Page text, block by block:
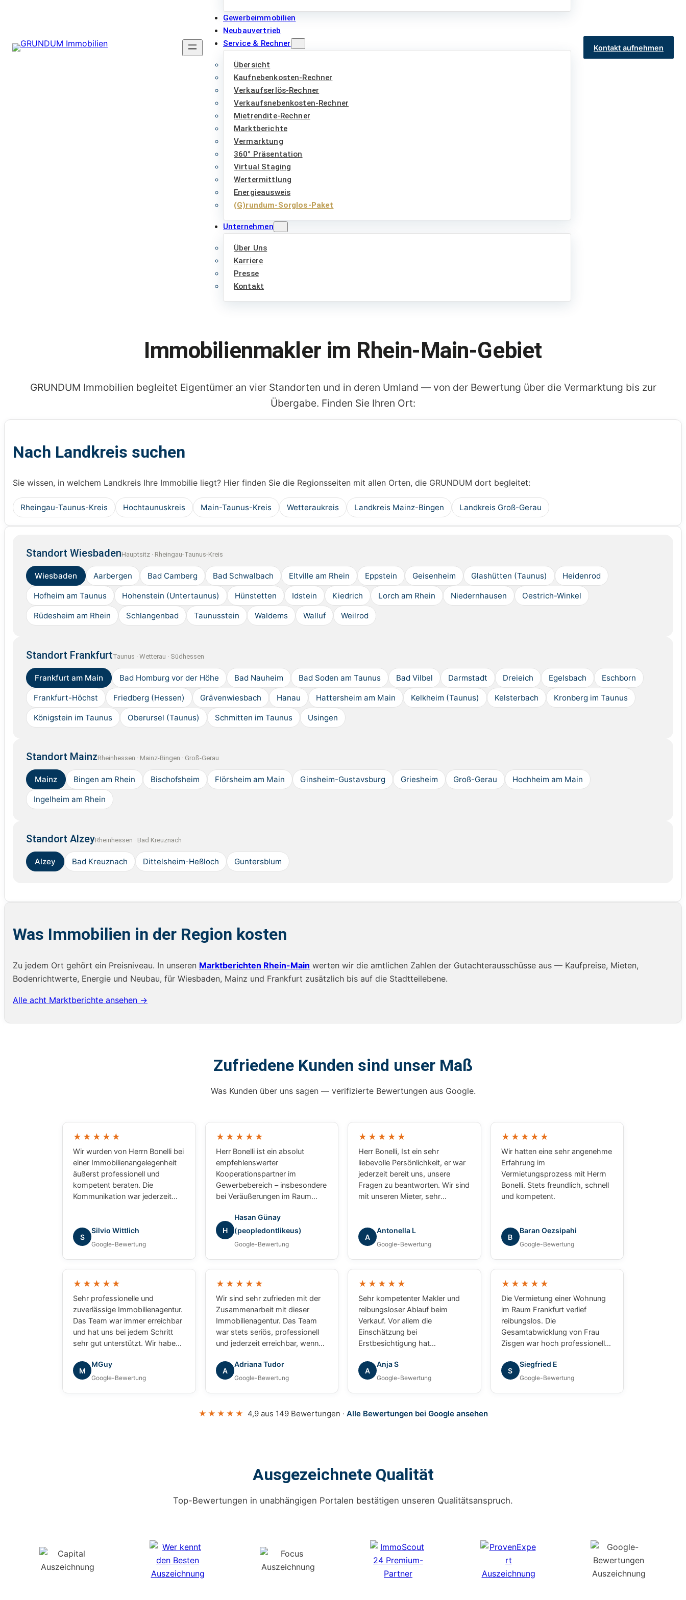
Gewerbeimmobilien
Neubauvertrieb
Service & Rechner
Übersicht
Kaufnebenkosten-Rechner
Verkaufserlös-Rechner
Verkaufsnebenkosten-Rechner
Mietrendite-Rechner
Marktberichte
Vermarktung
360° Präsentation
Virtual Staging
Wertermittlung
Energieausweis
(G)rundum-Sorglos-Paket
Unternehmen
Über Uns
Karriere
Presse
Kontakt
Kontakt aufnehmen
Immobilienmakler im Rhein-Main-Gebiet
GRUNDUM Immobilien begleitet Eigentümer an vier Standorten und in deren Umland — von der Bewertung über die Vermarktung bis zur
Übergabe. Finden Sie Ihren Ort:
Nach Landkreis suchen
Sie wissen, in welchem Landkreis Ihre Immobilie liegt? Hier finden Sie die Regionsseiten mit allen Orten, die GRUNDUM dort begleitet:
Rheingau-Taunus-Kreis Hochtaunuskreis Main-Taunus-Kreis Wetteraukreis Landkreis Mainz-Bingen Landkreis Groß-Gerau
Standort WiesbadenHauptsitz · Rheingau-Taunus-Kreis
Wiesbaden Aarbergen Bad Camberg Bad Schwalbach Eltville am Rhein Eppstein Geisenheim Glashütten (Taunus) Heidenrod
Hofheim am Taunus Hohenstein (Untertaunus) Hünstetten Idstein Kiedrich Lorch am Rhein Niedernhausen Oestrich-Winkel
Rüdesheim am Rhein Schlangenbad Taunusstein Waldems Walluf Weilrod
Standort FrankfurtTaunus · Wetterau · Südhessen
Frankfurt am Main Bad Homburg vor der Höhe Bad Nauheim Bad Soden am Taunus Bad Vilbel Darmstadt Dreieich Egelsbach Eschborn
Frankfurt-Höchst Friedberg (Hessen) Grävenwiesbach Hanau Hattersheim am Main Kelkheim (Taunus) Kelsterbach Kronberg im Taunus
Königstein im Taunus Oberursel (Taunus) Schmitten im Taunus Usingen
Standort MainzRheinhessen · Mainz-Bingen · Groß-Gerau
Mainz Bingen am Rhein Bischofsheim Flörsheim am Main Ginsheim-Gustavsburg Griesheim Groß-Gerau Hochheim am Main
Ingelheim am Rhein
Standort AlzeyRheinhessen · Bad Kreuznach
Alzey Bad Kreuznach Dittelsheim-Heßloch Guntersblum
Was Immobilien in der Region kosten
Zu jedem Ort gehört ein Preisniveau. In unseren Marktberichten Rhein-Main werten wir die amtlichen Zahlen der Gutachterausschüsse aus — Kaufpreise, Mieten,
Bodenrichtwerte, Energie und Neubau, für Wiesbaden, Mainz und Frankfurt zusätzlich bis auf die Stadtteilebene.
Alle acht Marktberichte ansehen →
Zufriedene Kunden sind unser Maß
Was Kunden über uns sagen — verifizierte Bewertungen aus Google.
★★★★★
Wir wurden von Herrn Bonelli bei
einer Immobilienangelegenheit
äußerst professionell und
kompetent beraten. Die
Kommunikation war jederzeit
überzeugt haben uns die
fundierte Marktkenntnis, die
Anforderungen. Wir haben uns
während des gesamten
Prozesses bestens betreut
gefühlt und können Herrn Bonelli
uneingeschränkt
weiterempfehlen. Vielen Dank
Zusammenarbeit!
S
Silvio Wittlich
Google-Bewertung
★★★★★
Herr Bonelli ist ein absolut
empfehlenswerter
Kooperationspartner im
Gewerbebereich – insbesondere
bei Veräußerungen im Raum
unserem gemeinsamen Projekt
war er in puncto
Prozessabwicklung ein
gewerbliche Transaktionen
würde ich jederzeit wieder mit
ihm zusammenarbeiten.
H
Hasan Günay
(peopledontlikeus)
Google-Bewertung
★★★★★
Herr Bonelli, Ist ein sehr
liebevolle Persönlichkeit, er war
jederzeit bereit uns, unsere
Fragen zu beantworten. Wir sind
mit unseren Mieter, sehr
die Firma Grundum weitergeben.
Lg Luca
A
Antonella L
Google-Bewertung
★★★★★
Wir hatten eine sehr angenehme
Erfahrung im
Vermietungsprozess mit Herrn
Bonelli. Stets freundlich, schnell
und kompetent.
B
Baran Oezsipahi
Google-Bewertung
★★★★★
Sehr professionelle und
zuverlässige Immobilienagentur.
Das Team war immer erreichbar
und hat uns bei jedem Schritt
sehr gut unterstützt. Wir haben
Kaufprozesses gut betreut
gefühlt. Vielen Dank für die tolle
M
MGuy
Google-Bewertung
★★★★★
Wir sind sehr zufrieden mit der
Zusammenarbeit mit dieser
Immobilienagentur. Das Team
war stets seriös, professionell
und jederzeit erreichbar, wenn
Sie waren immer hilfsbereit und
haben uns während des
können die Agentur mit gutem
A
Adriana Tudor
Google-Bewertung
★★★★★
Sehr kompetenter Makler und
reibungsloser Ablauf beim
Verkauf. Vor allem die
Einschätzung bei
Erstbesichtigung hat
gepasst. Absolut zu empfehlen!
A
Anja S
Google-Bewertung
★★★★★
Die Vermietung einer Wohnung
im Raum Frankfurt verlief
reibungslos. Die
Gesamtabwicklung von Frau
Zisgen war hoch professionell
Herrn Bonelli und Frau Zisgen
war sehr angenehm. Ich kann
S
Siegfried E
Google-Bewertung
★★★★★ 4,9 aus 149 Bewertungen · Alle Bewertungen bei Google ansehen
Ausgezeichnete Qualität
Top-Bewertungen in unabhängigen Portalen bestätigen unseren Qualitätsanspruch.